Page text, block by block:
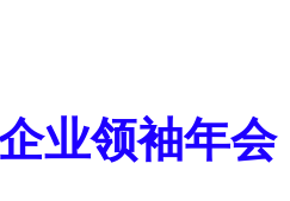
业领袖年会